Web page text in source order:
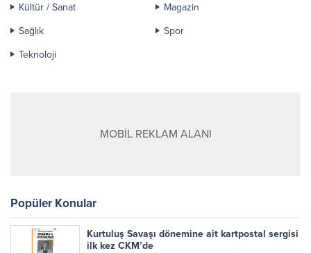
Kültür / Sanat
Magazin
Sağlık
Spor
Teknoloji
MOBİL REKLAM ALANI
Popüler Konular
Kurtuluş Savaşı dönemine ait kartpostal sergisi
ilk kez CKM’de